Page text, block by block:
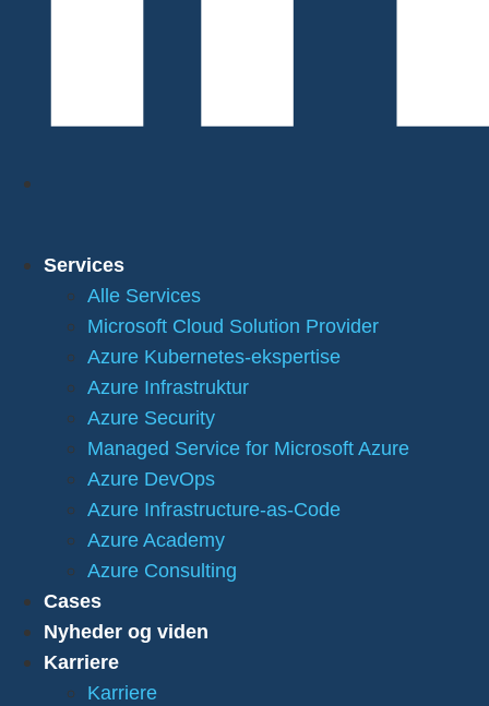
Services
Alle Services
Microsoft Cloud Solution Provider
Azure Kubernetes-ekspertise
Azure Infrastruktur
Azure Security
Managed Service for Microsoft Azure
Azure DevOps
Azure Infrastructure-as-Code
Azure Academy
Azure Consulting
Cases
Nyheder og viden
Karriere
Karriere